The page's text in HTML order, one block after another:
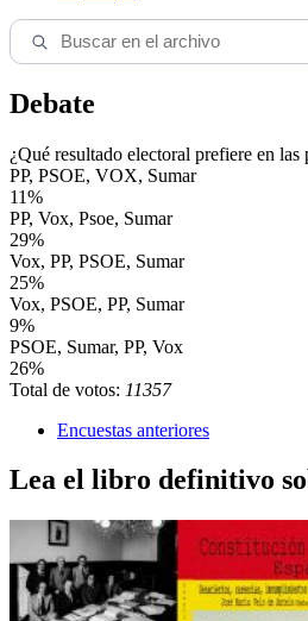
Debate
¿Qué resultado electoral prefiere en las
PP, PSOE, VOX, Sumar
11%
PP, Vox, Psoe, Sumar
29%
Vox, PP, PSOE, Sumar
25%
Vox, PSOE, PP, Sumar
9%
PSOE, Sumar, PP, Vox
26%
Total de votos: 11357
Encuestas anteriores
Lea el libro definitivo